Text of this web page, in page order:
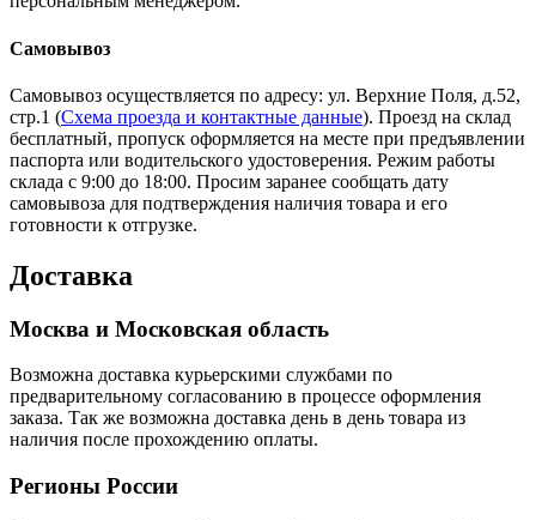
Самовывоз
Самовывоз осуществляется по адресу: ул. Верхние Поля, д.52,
стр.1 (Схема проезда и контактные данные). Проезд на склад
бесплатный, пропуск оформляется на месте при предъявлении
паспорта или водительского удостоверения. Режим работы
склада с 9:00 до 18:00. Просим заранее сообщать дату
самовывоза для подтверждения наличия товара и его
готовности к отгрузке.
Доставка
Москва и Московская область
Возможна доставка курьерскими службами по
предварительному согласованию в процессе оформления
заказа. Так же возможна доставка день в день товара из
наличия после прохождению оплаты.
Регионы России